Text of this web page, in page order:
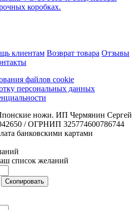
клиентам Возврат товара Отзывы
файлов cookie
персональных данных
ножи. ИП Чермянин Сергей
/ ОГРНИП 325774600786744
банковскими картами
список желаний
Cкопировать